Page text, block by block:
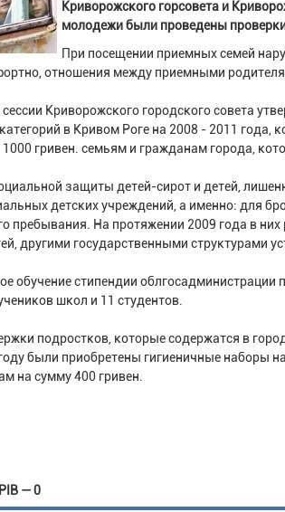
Криворожского горсовета и
молодежи были проведены
При посещении приемных семей
отношения между приемными
Криворожского городского совета
в Кривом Роге на 2008 - 2011 года,
1000 гривен. семьям и гражданам города,
защиты детей-сирот и детей,
детских учреждений, а именно: для
пребывания. На протяжении 2009 года в
другими государственными структурами
обучение стипендии облгосадминистрации
школ и 11 студентов.
подростков, которые содержатся в
были приобретены гигиеничные наборы
на сумму 400 гривен.
— 0